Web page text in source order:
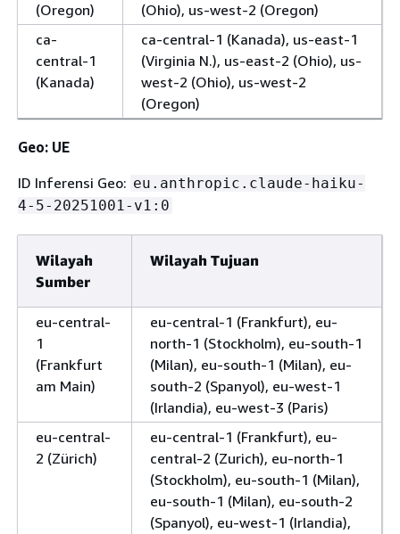
(Oregon)
(Ohio), us-west-2 (Oregon)
ca-
central-1
(Kanada)
ca-central-1 (Kanada), us-east-1
(Virginia N.), us-east-2 (Ohio), us-
west-2 (Ohio), us-west-2
(Oregon)
Geo: UE
ID Inferensi Geo: eu.anthropic.claude-haiku-
4-5-20251001-v1:0
Wilayah
Sumber
Wilayah Tujuan
eu-central-
1
(Frankfurt
am Main)
eu-central-1 (Frankfurt), eu-
north-1 (Stockholm), eu-south-1
(Milan), eu-south-1 (Milan), eu-
south-2 (Spanyol), eu-west-1
(Irlandia), eu-west-3 (Paris)
eu-central-
2 (Zürich)
eu-central-1 (Frankfurt), eu-
central-2 (Zurich), eu-north-1
(Stockholm), eu-south-1 (Milan),
eu-south-1 (Milan), eu-south-2
(Spanyol), eu-west-1 (Irlandia),